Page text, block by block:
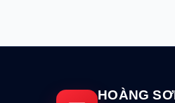
HOÀNG